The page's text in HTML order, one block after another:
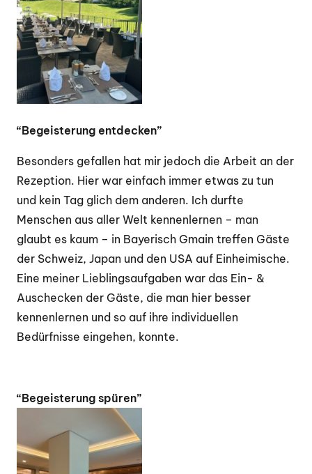
“Begeisterung entdecken”
Besonders gefallen hat mir jedoch die Arbeit an der
Rezeption. Hier war einfach immer etwas zu tun
und kein Tag glich dem anderen. Ich durfte
Menschen aus aller Welt kennenlernen – man
glaubt es kaum – in Bayerisch Gmain treffen Gäste
der Schweiz, Japan und den USA auf Einheimische.
Eine meiner Lieblingsaufgaben war das Ein- &
Auschecken der Gäste, die man hier besser
kennenlernen und so auf ihre individuellen
Bedürfnisse eingehen, konnte.
“Begeisterung spüren”